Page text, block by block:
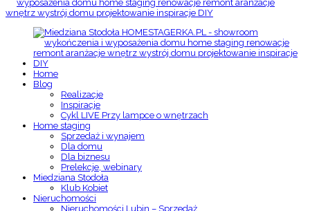
Home
Blog
Realizacje
Inspiracje
Cykl LIVE Przy lampce o wnętrzach
Home staging
Sprzedaż i wynajem
Dla domu
Dla biznesu
Prelekcje, webinary
Miedziana Stodoła
Klub Kobiet
Nieruchomości
Nieruchomości Lubin – Sprzedaż